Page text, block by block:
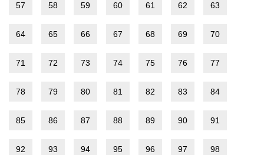
57 58 59 60 61 62 63
64 65 66 67 68 69 70
71 72 73 74 75 76 77
78 79 80 81 82 83 84
85 86 87 88 89 90 91
92 93 94 95 96 97 98